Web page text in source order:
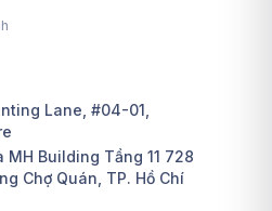
Lane, #04-01,
MH Building Tầng 11 728
Chợ Quán, TP. Hồ Chí